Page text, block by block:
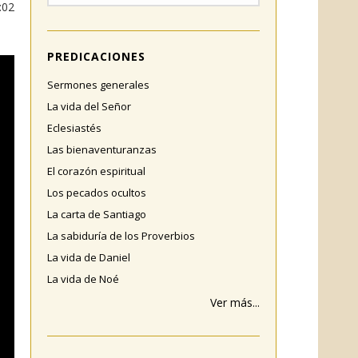
PREDICACIONES
Sermones generales
La vida del Señor
Eclesiastés
Las bienaventuranzas
El corazón espiritual
Los pecados ocultos
La carta de Santiago
La sabiduría de los Proverbios
La vida de Daniel
La vida de Noé
Ver más...